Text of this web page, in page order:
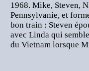
1968. Mike, Steven,
Pennsylvanie, et
bon train : Steven
avec Linda qui
du Vietnam lorsque